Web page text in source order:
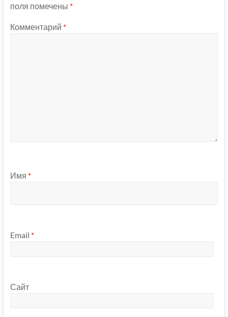
поля помечены *
Комментарий *
Имя *
Email *
Сайт